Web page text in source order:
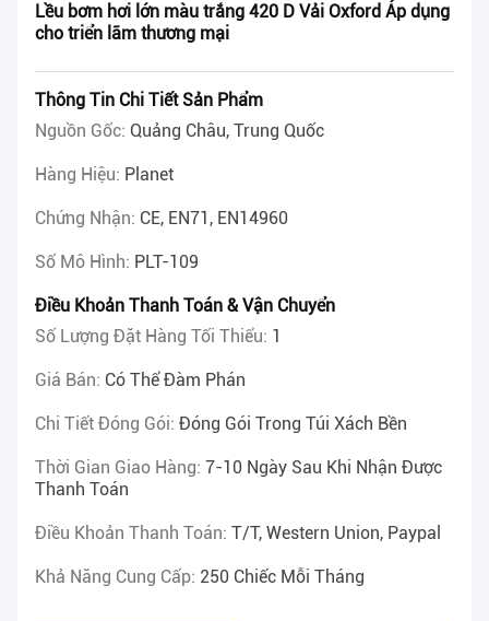
Lều bơm hơi lớn màu trắng 420 D Vải Oxford Áp dụng
cho triển lãm thương mại
Thông Tin Chi Tiết Sản Phẩm
Nguồn Gốc: Quảng Châu, Trung Quốc
Hàng Hiệu: Planet
Chứng Nhận: CE, EN71, EN14960
Số Mô Hình: PLT-109
Điều Khoản Thanh Toán & Vận Chuyển
Số Lượng Đặt Hàng Tối Thiểu: 1
Giá Bán: Có Thể Đàm Phán
Chi Tiết Đóng Gói: Đóng Gói Trong Túi Xách Bền
Thời Gian Giao Hàng: 7-10 Ngày Sau Khi Nhận Được
Thanh Toán
Điều Khoản Thanh Toán: T/T, Western Union, Paypal
Khả Năng Cung Cấp: 250 Chiếc Mỗi Tháng